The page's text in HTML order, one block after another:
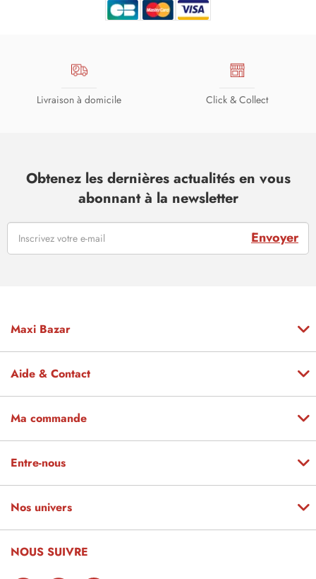
Livraison à domicile Click & Collect
Obtenez les dernières actualités en vous
abonnant à la newsletter
Envoyer
Maxi Bazar
Aide & Contact
Ma commande
Entre-nous
Nos univers
NOUS SUIVRE